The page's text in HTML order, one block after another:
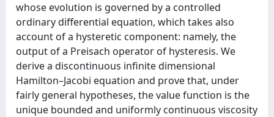
whose evolution is governed by a controlled
ordinary differential equation, which takes also
account of a hysteretic component: namely, the
output of a Preisach operator of hysteresis. We
derive a discontinuous infinite dimensional
Hamilton–Jacobi equation and prove that, under
fairly general hypotheses, the value function is the
unique bounded and uniformly continuous viscosity